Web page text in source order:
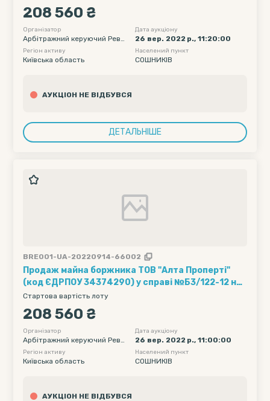
208 560 ₴
Організатор
Арбітражний керуючий Реве
рук Петро Костянтинович
Дата аукціону
26 вер. 2022 р., 11:20:00
Регіон активу
Київська область
Населений пункт
СОШНИКІВ
АУКЦІОН НЕ ВІДБУВСЯ
ДЕТАЛЬНІШЕ
BRE001-UA-20220914-66002
Продаж майна боржника ТОВ "Алта Проперті"
(код ЄДРПОУ 34374290) у справі №Б3/122-12 на
першому повторному аукціоні
Стартова вартість лоту
208 560 ₴
Організатор
Арбітражний керуючий Реве
рук Петро Костянтинович
Дата аукціону
26 вер. 2022 р., 11:00:00
Регіон активу
Київська область
Населений пункт
СОШНИКІВ
АУКЦІОН НЕ ВІДБУВСЯ